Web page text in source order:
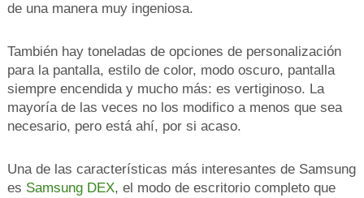
de una manera muy ingeniosa.
También hay toneladas de opciones de personalización
para la pantalla, estilo de color, modo oscuro, pantalla
siempre encendida y mucho más: es vertiginoso. La
mayoría de las veces no los modifico a menos que sea
necesario, pero está ahí, por si acaso.
Una de las características más interesantes de Samsung
es Samsung DEX, el modo de escritorio completo que